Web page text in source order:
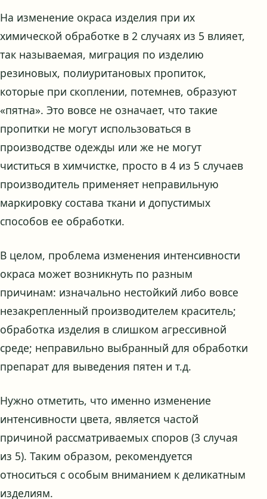
На изменение окраса изделия при их
химической обработке в 2 случаях из 5 влияет,
так называемая, миграция по изделию
резиновых, полиуритановых пропиток,
которые при скоплении, потемнев, образуют
«пятна». Это вовсе не означает, что такие
пропитки не могут использоваться в
производстве одежды или же не могут
чиститься в химчистке, просто в 4 из 5 случаев
производитель применяет неправильную
маркировку состава ткани и допустимых
способов ее обработки.
В целом, проблема изменения интенсивности
окраса может возникнуть по разным
причинам: изначально нестойкий либо вовсе
незакрепленный производителем краситель;
обработка изделия в слишком агрессивной
среде; неправильно выбранный для обработки
препарат для выведения пятен и т.д.
Нужно отметить, что именно изменение
интенсивности цвета, является частой
причиной рассматриваемых споров (3 случая
из 5). Таким образом, рекомендуется
относиться с особым вниманием к деликатным
изделиям.